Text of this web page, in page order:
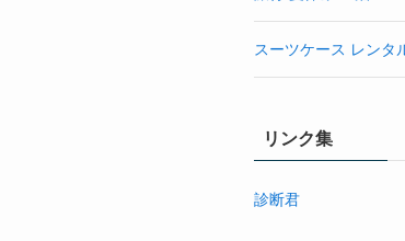
スーツケース レンタ
リンク集
診断君